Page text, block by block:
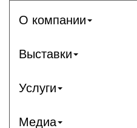
О компании
Выставки
Услуги
Медиа